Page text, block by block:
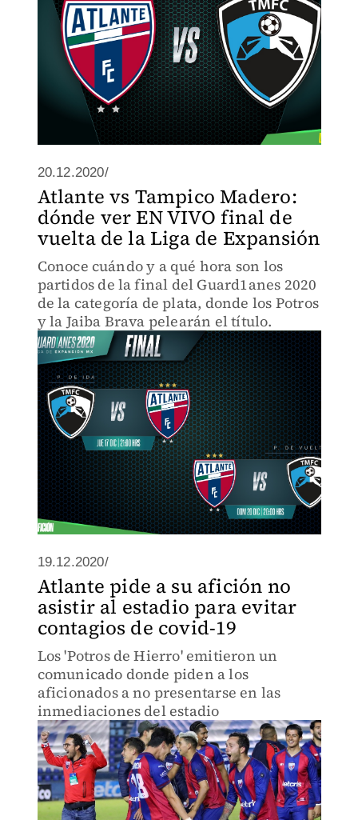
20.12.2020/
Atlante vs Tampico Madero:
dónde ver EN VIVO final de
vuelta de la Liga de Expansión
Conoce cuándo y a qué hora son los
partidos de la final del Guard1anes 2020
de la categoría de plata, donde los Potros
y la Jaiba Brava pelearán el título.
19.12.2020/
Atlante pide a su afición no
asistir al estadio para evitar
contagios de covid-19
Los 'Potros de Hierro' emitieron un
comunicado donde piden a los
aficionados a no presentarse en las
inmediaciones del estadio